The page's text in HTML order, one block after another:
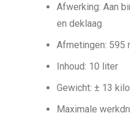
Afwerking: Aan
en deklaag
Afmetingen: 595
Inhoud: 10 liter
Gewicht: ± 13 kilo
Maximale